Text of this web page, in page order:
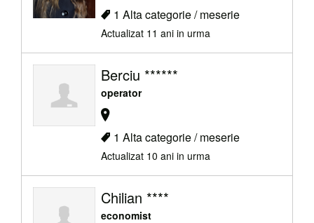
1 Alta categorie / meserie
Actualizat 11 ani in urma
Berciu ******
operator
1 Alta categorie / meserie
Actualizat 10 ani in urma
Chilian ****
economist